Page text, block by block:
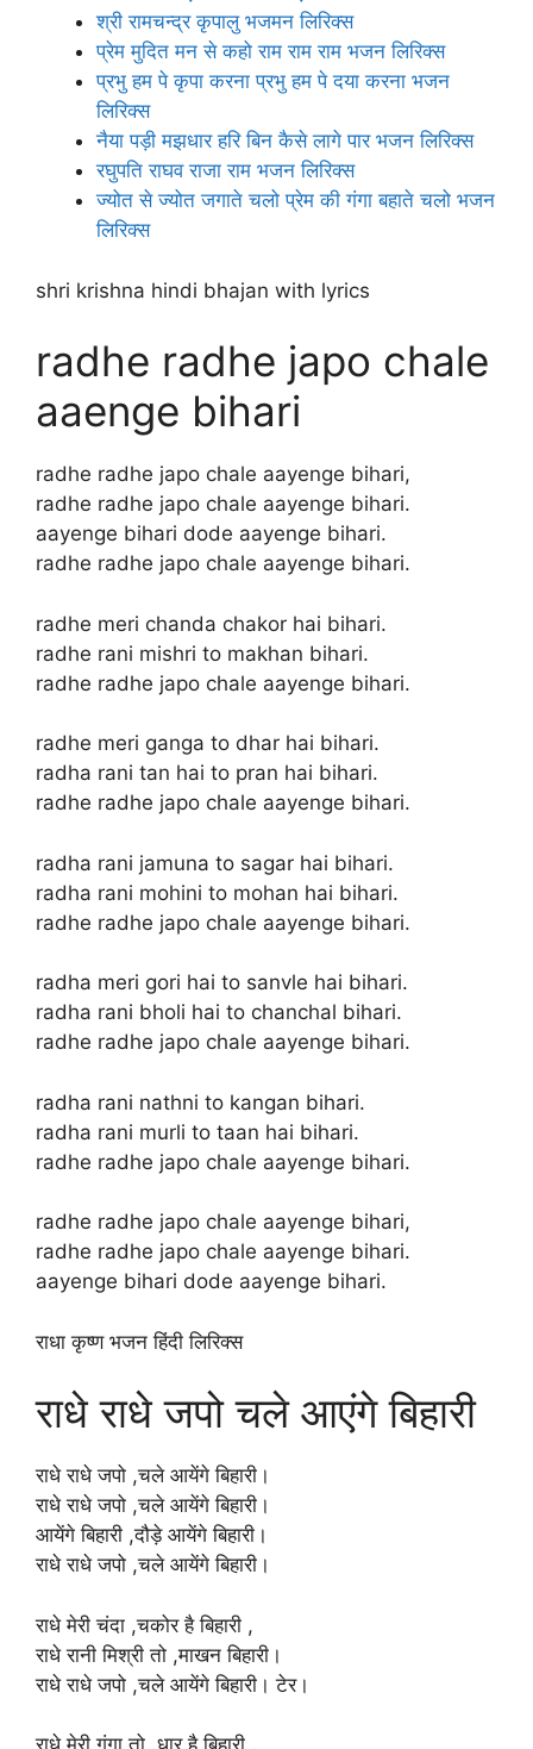
श्री रामचन्द्र कृपालु भजमन लिरिक्स
प्रेम मुदित मन से कहो राम राम राम भजन लिरिक्स
प्रभु हम पे कृपा करना प्रभु हम पे दया करना भजन
लिरिक्स
नैया पड़ी मझधार हरि बिन कैसे लागे पार भजन लिरिक्स
रघुपति राघव राजा राम भजन लिरिक्स
ज्योत से ज्योत जगाते चलो प्रेम की गंगा बहाते चलो भजन
लिरिक्स
shri krishna hindi bhajan with lyrics
radhe radhe japo chale
aaenge bihari
radhe radhe japo chale aayenge bihari,
radhe radhe japo chale aayenge bihari.
aayenge bihari dode aayenge bihari.
radhe radhe japo chale aayenge bihari.
radhe meri chanda chakor hai bihari.
radhe rani mishri to makhan bihari.
radhe radhe japo chale aayenge bihari.
radhe meri ganga to dhar hai bihari.
radha rani tan hai to pran hai bihari.
radhe radhe japo chale aayenge bihari.
radha rani jamuna to sagar hai bihari.
radha rani mohini to mohan hai bihari.
radhe radhe japo chale aayenge bihari.
radha meri gori hai to sanvle hai bihari.
radha rani bholi hai to chanchal bihari.
radhe radhe japo chale aayenge bihari.
radha rani nathni to kangan bihari.
radha rani murli to taan hai bihari.
radhe radhe japo chale aayenge bihari.
radhe radhe japo chale aayenge bihari,
radhe radhe japo chale aayenge bihari.
aayenge bihari dode aayenge bihari.
राधा कृष्ण भजन हिंदी लिरिक्स
राधे राधे जपो चले आएंगे बिहारी
राधे राधे जपो ,चले आयेंगे बिहारी।
राधे राधे जपो ,चले आयेंगे बिहारी।
आयेंगे बिहारी ,दौड़े आयेंगे बिहारी।
राधे राधे जपो ,चले आयेंगे बिहारी।
राधे मेरी चंदा ,चकोर है बिहारी ,
राधे रानी मिश्री तो ,माखन बिहारी।
राधे राधे जपो ,चले आयेंगे बिहारी। टेर।
राधे मेरी गंगा तो ,धार है बिहारी ,